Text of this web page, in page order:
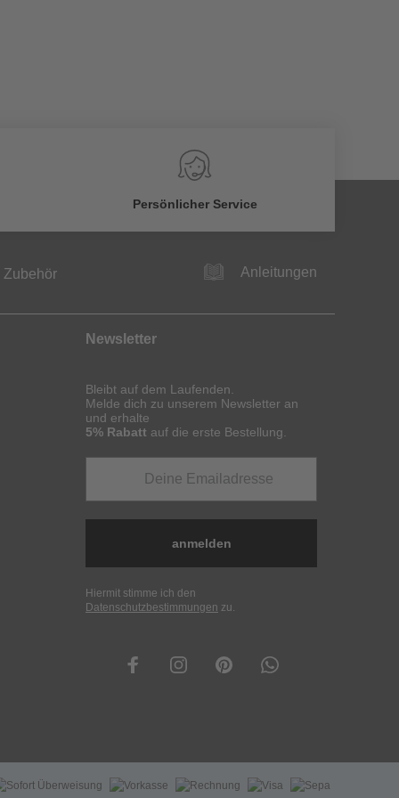
Persönlicher Service
Zubehör Anleitungen
Newsletter
Bleibt auf dem Laufenden.
Melde dich zu unserem Newsletter an
und erhalte
5% Rabatt auf die erste Bestellung.
anmelden
Hiermit stimme ich den
Datenschutzbestimmungen zu.